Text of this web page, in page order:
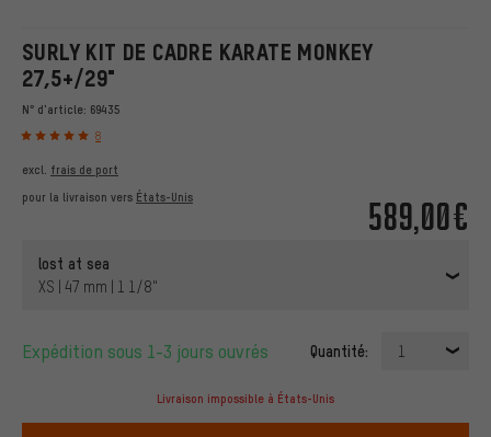
SURLY KIT DE CADRE KARATE MONKEY
27,5+/29"
N° d'article: 69435
8
589,00€
excl. frais de port
pour la livraison vers États-Unis
lost at sea
XS | 47 mm | 1 1/8"
Expédition sous 1-3 jours ouvrés Quantité: 1
Livraison impossible à États-Unis